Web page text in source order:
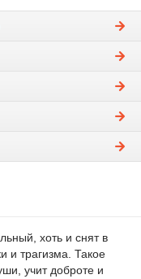
хоть и снят в
и трагизма. Такое
учит доброте и